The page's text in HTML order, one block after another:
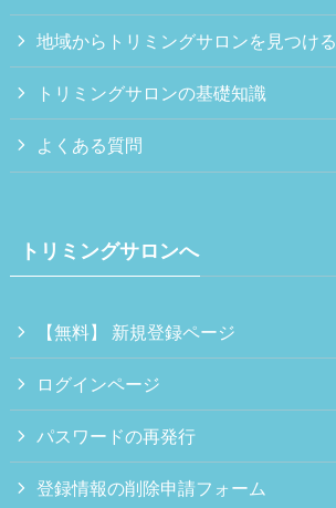
地域からトリミングサロンを見つける
トリミングサロンの基礎知識
よくある質問
トリミングサロンへ
【無料】 新規登録ページ
ログインページ
パスワードの再発行
登録情報の削除申請フォーム